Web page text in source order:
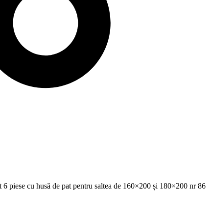
piese cu husă de pat pentru saltea de 160×200 și 180×200 nr 86